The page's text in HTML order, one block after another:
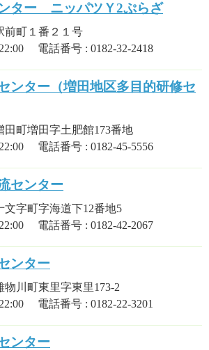
ター ニッパツＹ2ぷらざ
前町１番２１号
電話番号 : 0182-32-2418
ンター（増田地区多目的研修セ
田町増田字土肥館173番地
電話番号 : 0182-45-5556
センター
文字町字海道下12番地5
電話番号 : 0182-42-2067
ンター
物川町東里字東里173-2
電話番号 : 0182-22-3201
ンター